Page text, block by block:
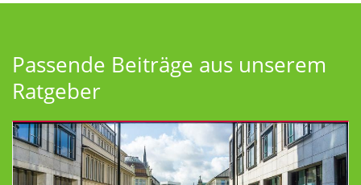
Passende Beiträge aus unserem
Ratgeber